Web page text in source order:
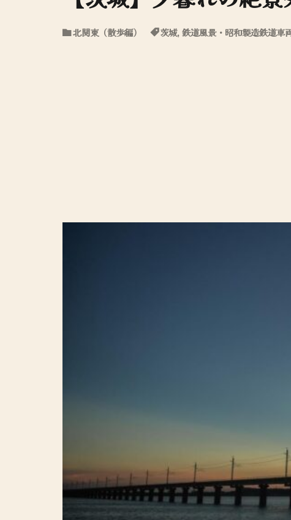
北関東（散歩編） 茨城, 鉄道風景・昭和製造鉄道車